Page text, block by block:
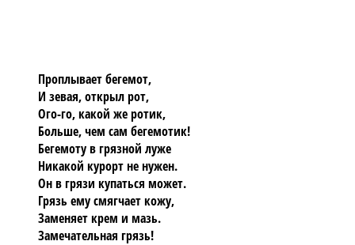
Проплывает бегемот,
И зевая, открыл рот,
Ого-го, какой же ротик,
Больше, чем сам бегемотик!
Бегемоту в грязной луже
Никакой курорт не нужен.
Он в грязи купаться может.
Грязь ему смягчает кожу,
Заменяет крем и мазь.
Замечательная грязь!